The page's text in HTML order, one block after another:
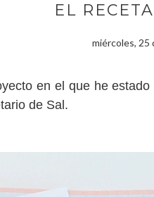
EL
miércoles, 25
en el que he
de Sal.